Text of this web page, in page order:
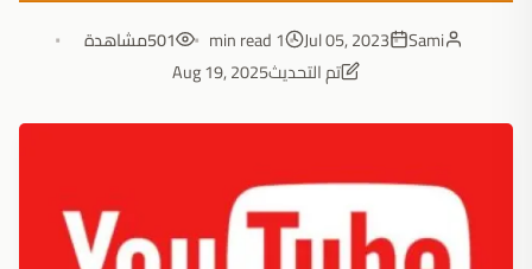
Sami
Jul 05, 2023
1 min read
501مشاهدة
تم التحديثAug 19, 2025